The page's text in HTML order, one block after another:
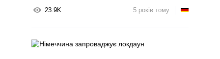
23.9K 5 років тому